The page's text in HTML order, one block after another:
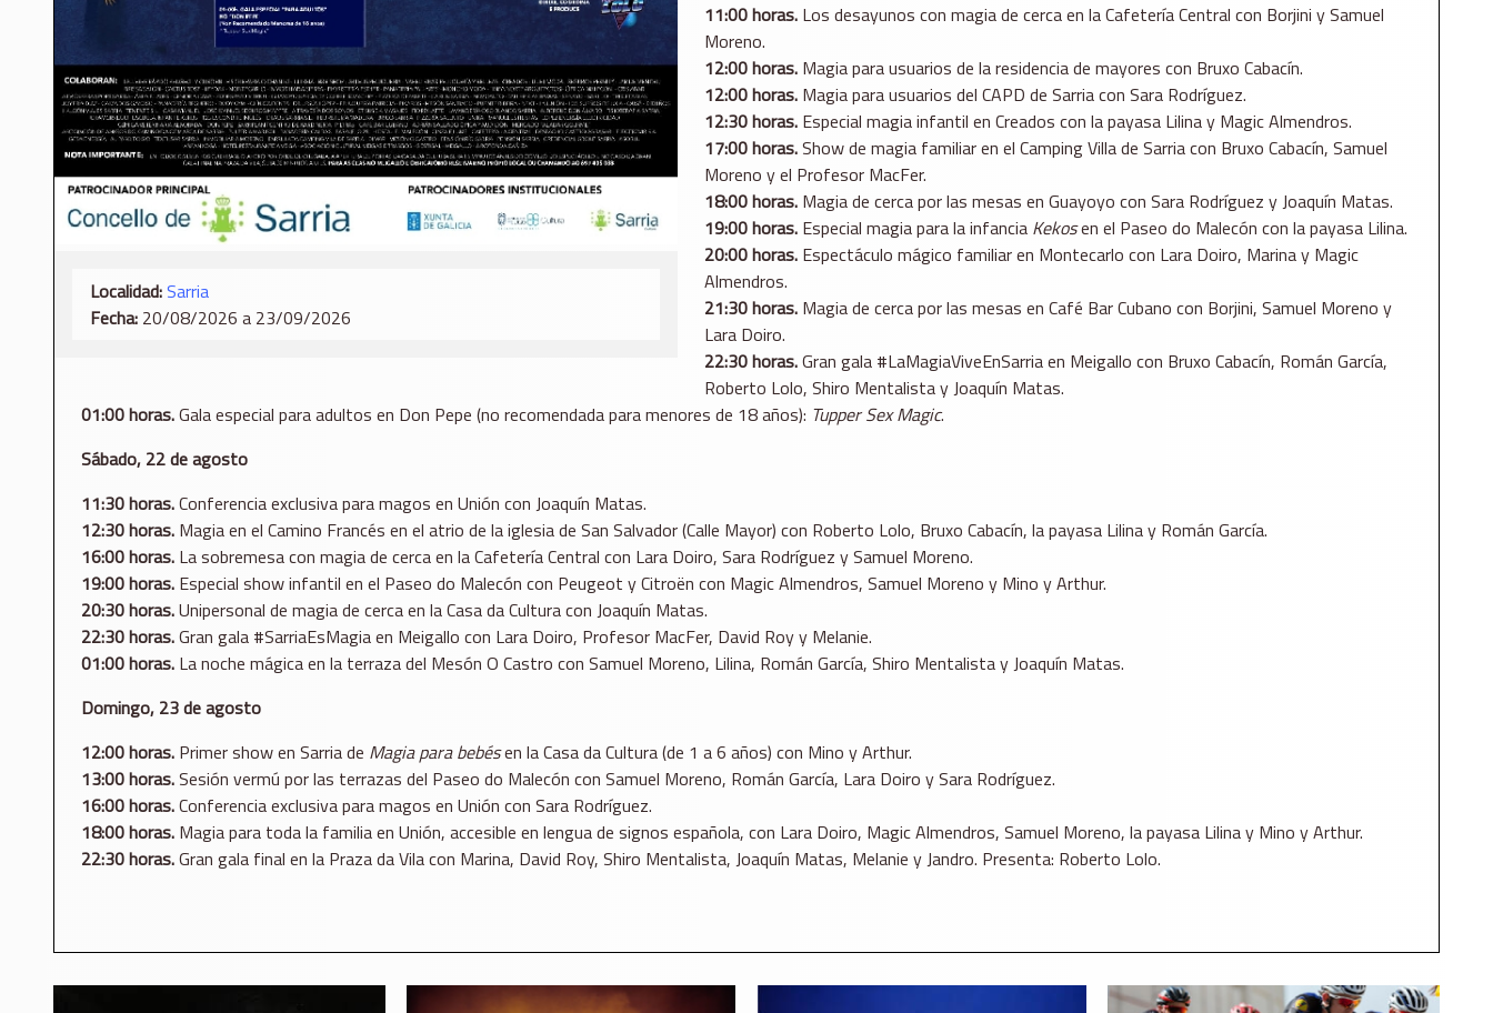
Localidad:Sarria
Fecha: 20/08/2026 a 23/09/2026
11:00 horas.Los desayunos con magia de cerca en la Cafetería Central con Borjini y Samuel
Moreno.
12:00 horas.Magia para usuarios de la residencia de mayores con Bruxo Cabacín.
12:00 horas.Magia para usuarios del CAPD de Sarria con Sara Rodríguez.
12:30 horas.Especial magia infantil en Creados con la payasa Lilina y Magic Almendros.
17:00 horas.Show de magia familiar en el Camping Villa de Sarria con Bruxo Cabacín, Samuel
Moreno y el Profesor MacFer.
18:00 horas.Magia de cerca por las mesas en Guayoyo con Sara Rodríguez y Joaquín Matas.
19:00 horas.Especial magia para la infancia Kekosen el Paseo do Malecón con la payasa Lilina.
20:00 horas.Espectáculo mágico familiar en Montecarlo con Lara Doiro, Marina y Magic
Almendros.
21:30 horas.Magia de cerca por las mesas en Café Bar Cubano con Borjini, Samuel Moreno y
Lara Doiro.
22:30 horas.Gran gala #LaMagiaViveEnSarria en Meigallo con Bruxo Cabacín, Román García,
Roberto Lolo, Shiro Mentalista y Joaquín Matas.
01:00 horas.Gala especial para adultos en Don Pepe (no recomendada para menores de 18 años): Tupper Sex Magic.
Sábado, 22 de agosto
11:30 horas.Conferencia exclusiva para magos en Unión con Joaquín Matas.
12:30 horas. Magia en el Camino Francés en el atrio de la iglesia de San Salvador (Calle Mayor) con Roberto Lolo, Bruxo Cabacín, la payasa Lilina y Román García.
16:00 horas. La sobremesa con magia de cerca en la Cafetería Central con Lara Doiro, Sara Rodríguez y Samuel Moreno.
19:00 horas. Especial show infantil en el Paseo do Malecón con Peugeot y Citroën con Magic Almendros, Samuel Moreno y Mino y Arthur.
20:30 horas.Unipersonal de magia de cerca en la Casa da Cultura con Joaquín Matas.
22:30 horas.Gran gala #SarriaEsMagia en Meigallo con Lara Doiro, Profesor MacFer, David Roy y Melanie.
01:00 horas. La noche mágica en la terraza del Mesón O Castro con Samuel Moreno, Lilina, Román García, Shiro Mentalista y Joaquín Matas.
Domingo, 23 de agosto
12:00 horas. Primer show en Sarria de Magia para bebésen la Casa da Cultura (de 1 a 6 años) con Mino y Arthur.
13:00 horas.Sesión vermú por las terrazas del Paseo do Malecón con Samuel Moreno, Román García, Lara Doiro y Sara Rodríguez.
16:00 horas.Conferencia exclusiva para magos en Unión con Sara Rodríguez.
18:00 horas. Magia para toda la familia en Unión, accesible en lengua de signos española, con Lara Doiro, Magic Almendros, Samuel Moreno, la payasa Lilina y Mino y Arthur.
22:30 horas.Gran gala final en la Praza da Vila con Marina, David Roy, Shiro Mentalista, Joaquín Matas, Melanie y Jandro. Presenta: Roberto Lolo.